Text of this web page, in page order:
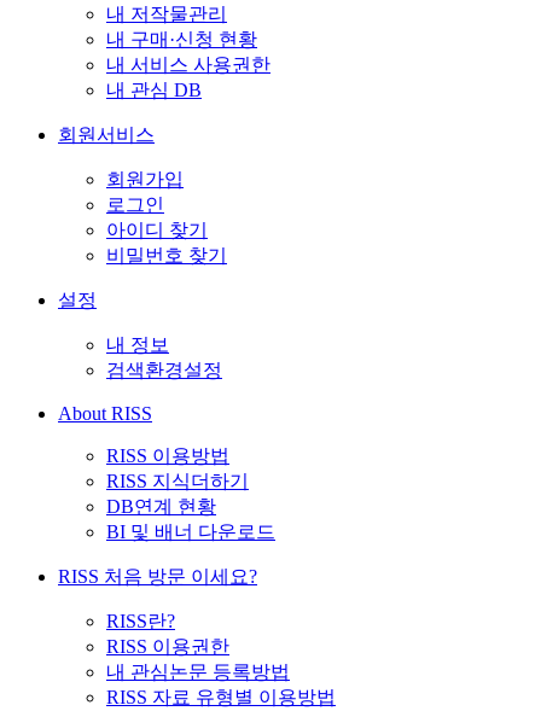
내 저작물관리
내 구매·신청 현황
내 서비스 사용권한
내 관심 DB
회원서비스
회원가입
로그인
아이디 찾기
비밀번호 찾기
설정
내 정보
검색환경설정
About RISS
RISS 이용방법
RISS 지식더하기
DB연계 현황
BI 및 배너 다운로드
RISS 처음 방문 이세요?
RISS란?
RISS 이용권한
내 관심논문 등록방법
RISS 자료 유형별 이용방법